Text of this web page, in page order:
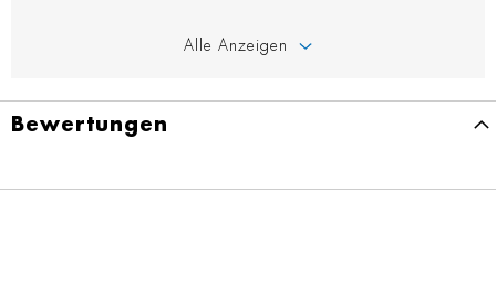
Alle Anzeigen
Bewertungen